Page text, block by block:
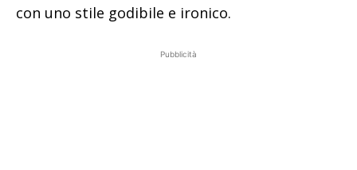
con uno stile godibile e ironico.
Pubblicità